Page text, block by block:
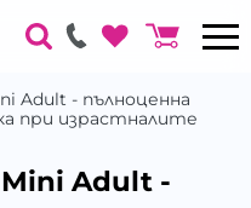
Adult - пълноценна
при израстналите
Adult -